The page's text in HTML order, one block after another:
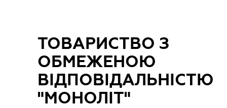
ТОВАРИСТВО З
ОБМЕЖЕНОЮ
ВІДПОВІДАЛЬНІСТЮ
"МОНОЛІТ"